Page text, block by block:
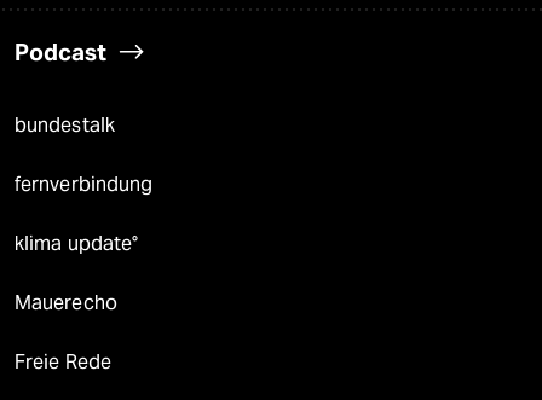
Podcast
bundestalk
fernverbindung
klima update°
Mauerecho
Freie Rede